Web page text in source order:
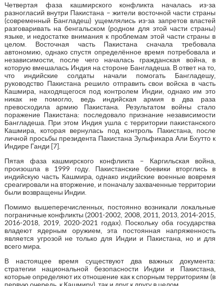
Четвертая фаза кашмирского конфликта началась из-за
разногласий внутри Пакистана – жители восточной части страны
(современный Бангладеш) ущемлялись из-за запретов властей
разговаривать на бенгальском (родном для этой части страны)
языке, и недостатке внимания к проблемам этой части страны в
целом. Восточная часть Пакистана сначала требовала
автономию, однако спустя определённое время потребовала и
независимости, после чего началась гражданская война, в
которую вмешалась Индия на стороне Бангладеша. В ответ на то,
что индийские солдаты начали помогать Бангладешу,
руководство Пакистана решило отправить свои войска в часть
Кашмира, находящегося под контролем Индии, однако им это
никак не помогло, ведь индийская армия в два раза
превосходила армию Пакистана. Результатом войны стало
поражение Пакистана: последовало признание независимости
Бангладеша. При этом Индия ушла с территории пакистанского
Кашмира, которая вернулась под контроль Пакистана, после
личной просьбы президента Пакистана Зульфикара Али Бхутто к
Индире Ганди [7].
Пятая фаза кашмирского конфликта – Каргильская война,
произошла в 1999 году. Пакистанские боевики вторглись в
индийскую часть Кашмира, однако индийские военные вовремя
среагировали на вторжение, и поначалу захваченные территории
были возвращены Индии.
Помимо вышеперечисленных, постоянно возникали локальные
пограничные конфликты (2001-2002, 2008, 2011, 2013, 2014-2015,
2016-2018, 2019, 2020-2021 годах). Поскольку оба государства
владеют ядерным оружием, эта постоянная напряженность
является угрозой не только для Индии и Пакистана, но и для
всего мира.
В настоящее время существуют два важных документа:
стратегии национальной безопасности Индии и Пакистана,
которые определяют их отношение как к спорным территориям (в
первую очередь, к Кашмиру), так и друг к другу в целом.